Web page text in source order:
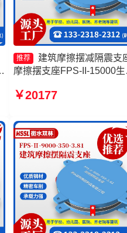
推荐
建筑摩擦摆减隔震支
摩擦摆支座FPS-II-15000生
摆隔震支座FPSII-7000-
￥20177